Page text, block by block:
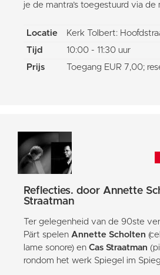
je de mantra’s toegestuurd via de
Locatie
Kerk Tolbert:
Tijd
10:00 - 11:30 uur
Prijs
Toegang EUR 7,00;
Reflecties. door Annette
Straatman
Ter gelegenheid van de 90ste
Pärt spelen Annette Scholten
lame sonore) en Cas Straatman
rondom het werk Spiegel im